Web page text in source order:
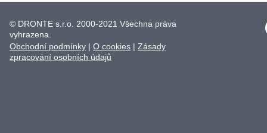
© DRONTE s.r.o. 2000-2021 Všechna práva
vyhrazena.
Obchodní podmínky | O cookies | Zásady
zpracování osobních údajů